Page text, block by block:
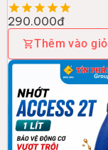
290.000đ
Thêm vào giỏ